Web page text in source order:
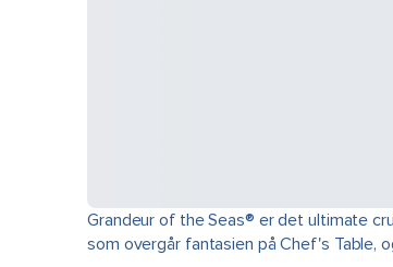
Grandeur of the Seas® er det ultimate
som overgår fantasien på Chef's Table,